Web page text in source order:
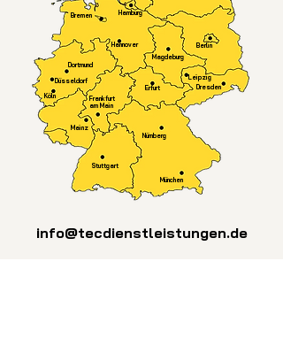
Magdeburg
Köln
Erfurt
Frankfurt
am Main
München
Nürnberg
Stuttgart
Leipzig
Mainz
Bremen Hamburg
Dresden
Dortmund
Düsseldorf
Hannover Berlin
info@tecdienstleistungen.de